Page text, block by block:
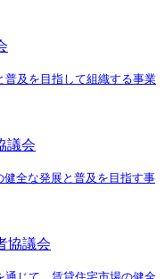
及を目指して組織する事業
議会
全な発展と普及を目指す事
協議会